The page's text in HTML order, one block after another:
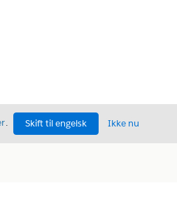
. Skift til engelsk Ikke nu